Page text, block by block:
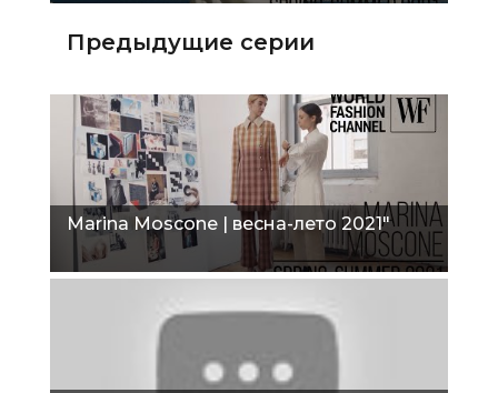
Предыдущие серии
Marina Moscone | весна-лето 2021"